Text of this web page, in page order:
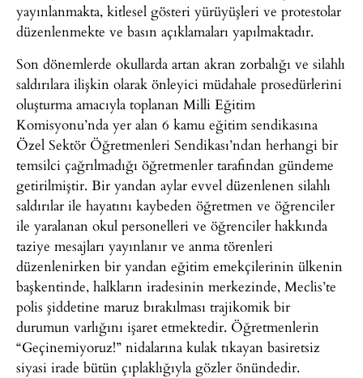
yayınlanmakta, kitlesel gösteri yürüyüşleri ve protestolar
düzenlenmekte ve basın açıklamaları yapılmaktadır.
Son dönemlerde okullarda artan akran zorbalığı ve silahlı
saldırılara ilişkin olarak önleyici müdahale prosedürlerini
oluşturma amacıyla toplanan Milli Eğitim
Komisyonu’nda yer alan 6 kamu eğitim sendikasına
Özel Sektör Öğretmenleri Sendikası’ndan herhangi bir
temsilci çağrılmadığı öğretmenler tarafından gündeme
getirilmiştir. Bir yandan aylar evvel düzenlenen silahlı
saldırılar ile hayatını kaybeden öğretmen ve öğrenciler
ile yaralanan okul personelleri ve öğrenciler hakkında
taziye mesajları yayınlanır ve anma törenleri
düzenlenirken bir yandan eğitim emekçilerinin ülkenin
başkentinde, halkların iradesinin merkezinde, Meclis’te
polis şiddetine maruz bırakılması trajikomik bir
durumun varlığını işaret etmektedir. Öğretmenlerin
“Geçinemiyoruz!” nidalarına kulak tıkayan basiretsiz
siyasi irade bütün çıplaklığıyla gözler önündedir.